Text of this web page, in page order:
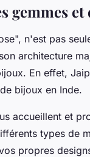
gemmes
n'est pas
architecture
En effet,
bijoux en Inde.
accueillent et
types de
propres